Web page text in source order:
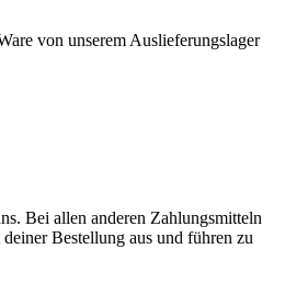
von unserem Auslieferungslager
Bei allen anderen Zahlungsmitteln
Bestellung aus und führen zu